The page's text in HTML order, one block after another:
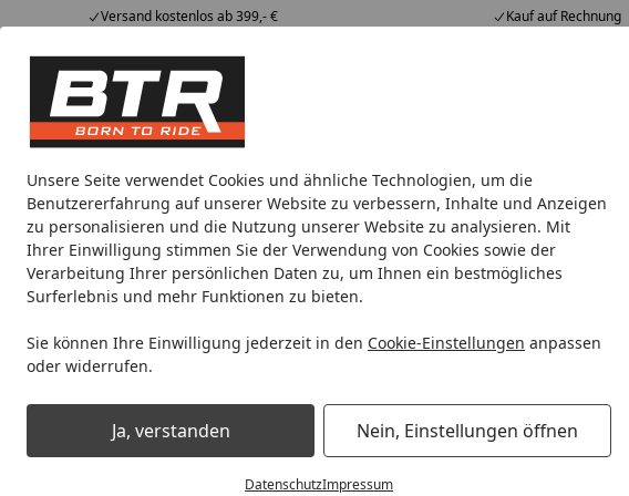
Unsere Seite verwendet Cookies und ähnliche Technologien, um die
Benutzererfahrung auf unserer Website zu verbessern, Inhalte und Anzeigen
zu personalisieren und die Nutzung unserer Website zu analysieren. Mit
Ihrer Einwilligung stimmen Sie der Verwendung von Cookies sowie der
Verarbeitung Ihrer persönlichen Daten zu, um Ihnen ein bestmögliches
Surferlebnis und mehr Funktionen zu bieten.
Sie können Ihre Einwilligung jederzeit in den Cookie-Einstellungen anpassen
oder widerrufen.
Ja, verstanden Nein, Einstellungen öffnen
DatenschutzImpressum
Versand kostenlos ab 399,- € Kauf auf Rechnung
Hotline07051 / 9 222 5959
Mi-Fr. 8-12 Uhr
Alle Produkte
Alle ProdukteMarken
Zentralständer Aprilia BMW BRABUS Ducati GASGAS Honda
Noch 23 Stunden und 21 Minuten
Spare bis zu
Startseite
Zentralständer für VOGE